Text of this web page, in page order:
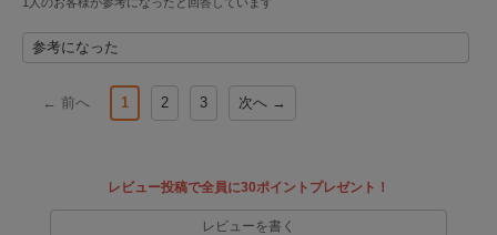
nezu
参考になった
← 前へ 1 2 3 次へ →
レビュー投稿で全員に30ポイントプレゼント！
レビューを書く